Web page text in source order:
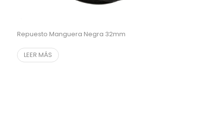
Repuesto Manguera Negra 32mm
LEER MÁS